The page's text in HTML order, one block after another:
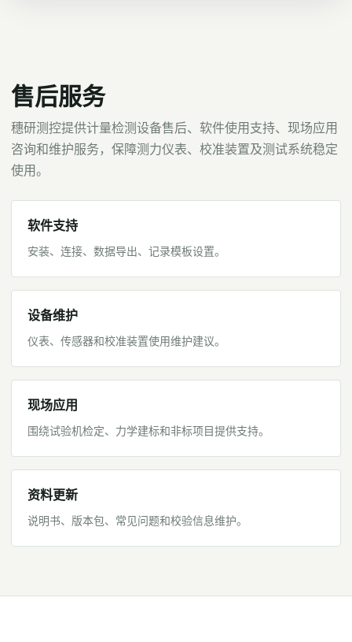
售后服务
穗研测控提供计量检测设备售后、软件使用支持、现场应用
咨询和维护服务，保障测力仪表、校准装置及测试系统稳定
使用。
软件支持
安装、连接、数据导出、记录模板设置。
设备维护
仪表、传感器和校准装置使用维护建议。
现场应用
围绕试验机检定、力学建标和非标项目提供支持。
资料更新
说明书、版本包、常见问题和校验信息维护。